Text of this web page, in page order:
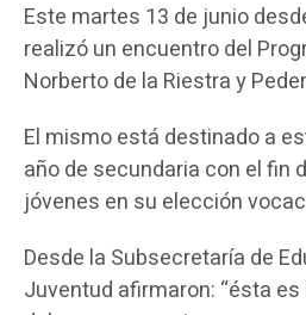
Este martes 13 de junio
realizó un encuentro del
Norberto de la Riestra y
El mismo está destinado a
año de secundaria con el fin
jóvenes en su elección
Desde la Subsecretaría de
Juventud afirmaron: “ésta